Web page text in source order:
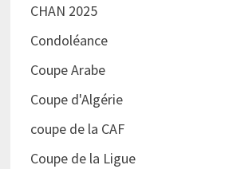
CHAN 2025
Condoléance
Coupe Arabe
Coupe d'Algérie
coupe de la CAF
Coupe de la Ligue